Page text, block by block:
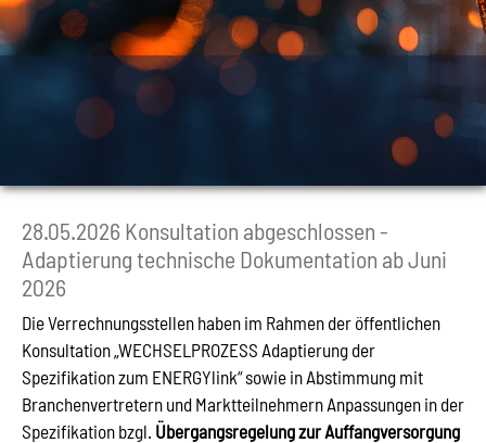
28.05.2026 Konsultation abgeschlossen -
Adaptierung technische Dokumentation ab Juni
2026
Die Verrechnungsstellen haben im Rahmen der öffentlichen
Konsultation „WECHSELPROZESS Adaptierung der
Spezifikation zum ENERGYlink“ sowie in Abstimmung mit
Branchenvertretern und Marktteilnehmern Anpassungen in der
Spezifikation bzgl. Übergangsregelung zur Auffangversorgung